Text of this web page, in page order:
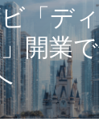
「デ
開業